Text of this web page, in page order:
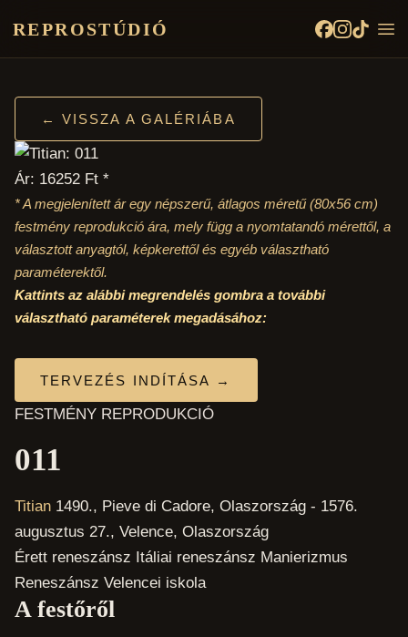
REPROSTÚDIÓ
← VISSZA A GALÉRIÁBA
Ár: 16252 Ft *
* A megjelenített ár egy népszerű, átlagos méretű(80x56 cm)
festmény reprodukció ára, mely függ a nyomtatandó mérettől, a
választott anyagtól, képkerettől és egyéb választható
paraméterektől.
Kattints az alábbi megrendelés gombra a további
választható paraméterek megadásához:
TERVEZÉS INDÍTÁSA →
FESTMÉNY REPRODUKCIÓ
011
Titian 1490., Pieve di Cadore, Olaszország - 1576.
augusztus 27., Velence, Olaszország
Érett reneszánsz Itáliai reneszánsz Manierizmus
Reneszánsz Velencei iskola
A festőről